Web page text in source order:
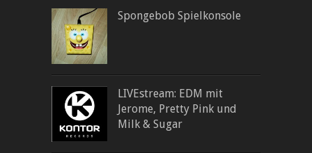
Spongebob Spielkonsole
LIVEstream: EDM mit
Jerome, Pretty Pink und
Milk & Sugar